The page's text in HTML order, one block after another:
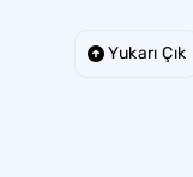
Yukarı Çık